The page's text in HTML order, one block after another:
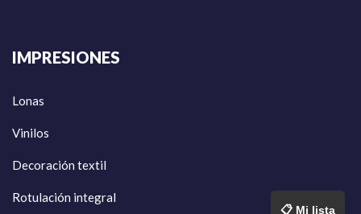
IMPRESIONES
Lonas
Vinilos
Decoración textil
Rotulación integral
📋 Mi lista